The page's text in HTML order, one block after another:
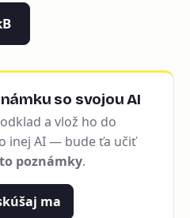
so svojou AI
a vlož ho do
inej AI — bude ťa učiť
poznámky.
ma